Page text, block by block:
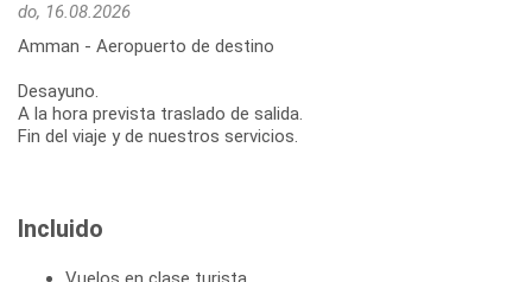
do, 16.08.2026
Amman - Aeropuerto de destino
Desayuno.
A la hora prevista traslado de salida.
Fin del viaje y de nuestros servicios.
Incluido